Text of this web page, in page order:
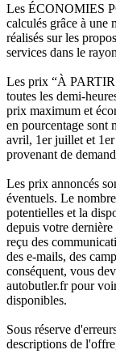
Les ÉCONOMIES
calculés grâce à une
réalisés sur les
services dans le
Les prix “À
toutes les demi-
prix maximum et
en pourcentage sont
avril, 1er juillet et 1er
provenant de
Les prix annoncés
éventuels. Le
potentielles et la
depuis votre
reçu des
des e-mails, des
conséquent, vous
autobutler.fr pour
disponibles.
Sous réserve
descriptions de